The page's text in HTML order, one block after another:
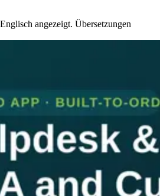
angezeigt. Übersetzungen